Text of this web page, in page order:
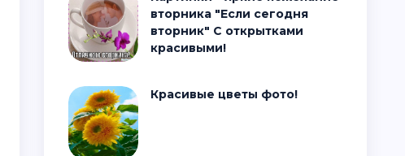
вторника "Если сегодня
вторник" С открытками
красивыми!
Красивые цветы фото!